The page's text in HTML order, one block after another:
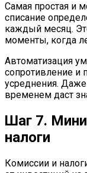
Самая простая и
списание
каждый месяц.
моменты, когда
Автоматизация
сопротивление и
усреднения.
временем даст
Шаг 7.
налоги
Комиссии и